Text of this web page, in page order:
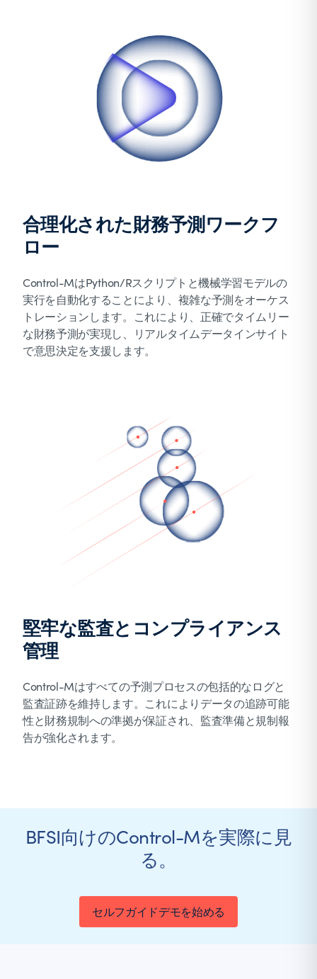
合理化された財務予測ワークフ
ロー
Control-MはPython/Rスクリプトと機械学習モデルの
実行を自動化することにより、複雑な予測をオーケス
トレーションします。これにより、正確でタイムリー
な財務予測が実現し、リアルタイムデータインサイト
で意思決定を支援します。
堅牢な監査とコンプライアンス
管理
Control-Mはすべての予測プロセスの包括的なログと
監査証跡を維持します。これによりデータの追跡可能
性と財務規制への準拠が保証され、監査準備と規制報
告が強化されます。
BFSI向けのControl-Mを実際に見
る。
セルフガイドデモを始める